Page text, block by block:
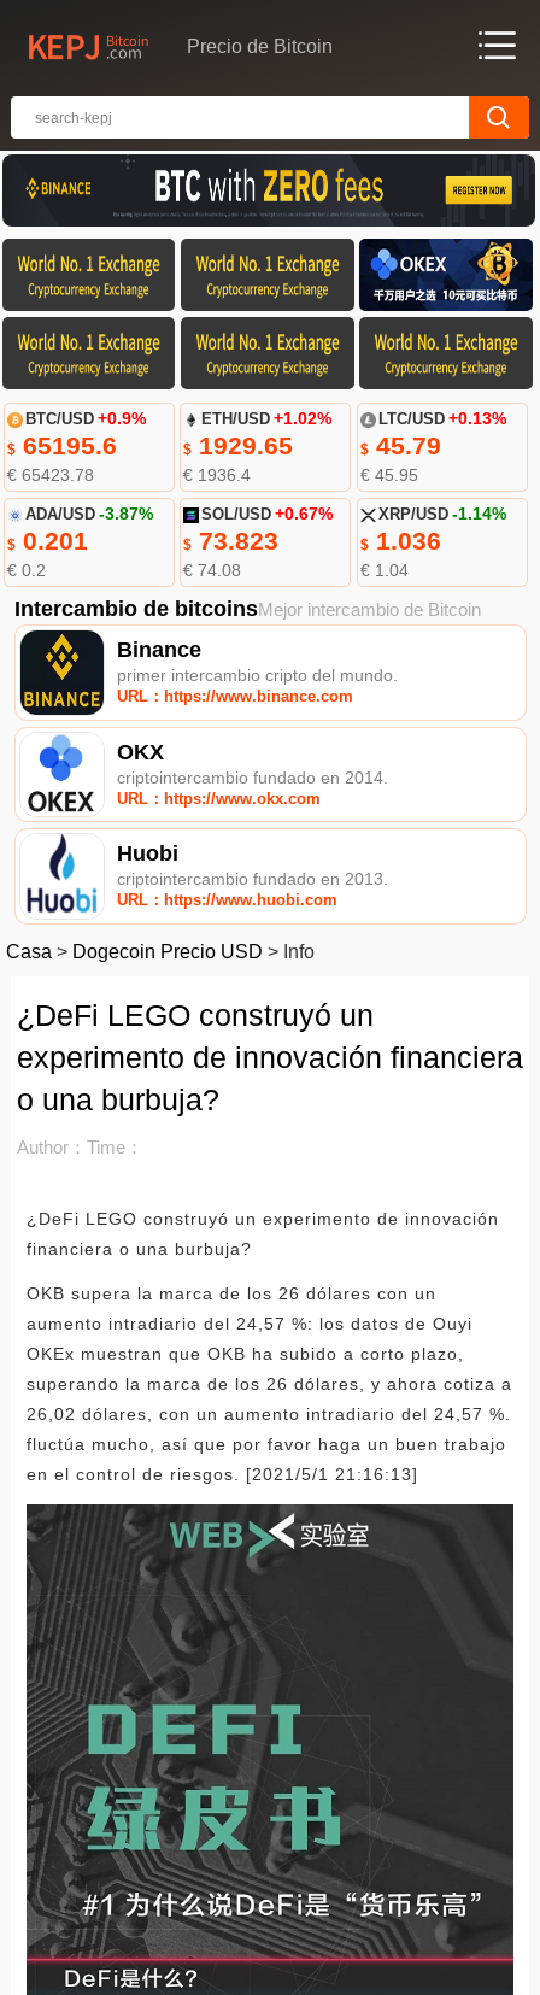
Precio de Bitcoin
BTC/USD +0.9%
$65195.6
€ 65423.78
ETH/USD +1.02%
$ 1929.65
€ 1936.4
LTC/USD +0.13%
$45.79
€ 45.95
ADA/USD -3.87%
$0.201
€ 0.2
SOL/USD +0.67%
$ 73.823
€ 74.08
XRP/USD -1.14%
$1.036
€ 1.04
Intercambio de bitcoinsMejor intercambio de Bitcoin
Binance
primer intercambio cripto del mundo.
URL：https://www.binance.com
OKX
criptointercambio fundado en 2014.
URL：https://www.okx.com
Huobi
criptointercambio fundado en 2013.
URL：https://www.huobi.com
Casa > Dogecoin Precio USD > Info
¿DeFi LEGO construyó un
experimento de innovación financiera
o una burbuja?
Author： Time：
¿DeFi LEGO construyó un experimento de innovación
financiera o una burbuja?
OKB supera la marca de los 26 dólares con un
aumento intradiario del 24,57 %: los datos de Ouyi
OKEx muestran que OKB ha subido a corto plazo,
superando la marca de los 26 dólares, y ahora cotiza a
26,02 dólares, con un aumento intradiario del 24,57 %.
fluctúa mucho, así que por favor haga un buen trabajo
en el control de riesgos. [2021/5/1 21:16:13]